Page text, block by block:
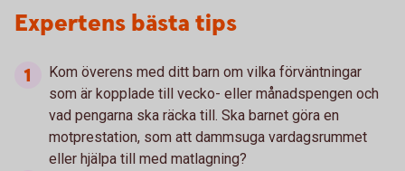
Expertens bästa tips
Kom överens med ditt barn om vilka förväntningar
som är kopplade till vecko- eller månadspengen och
vad pengarna ska räcka till. Ska barnet göra en
motprestation, som att dammsuga vardagsrummet
eller hjälpa till med matlagning?